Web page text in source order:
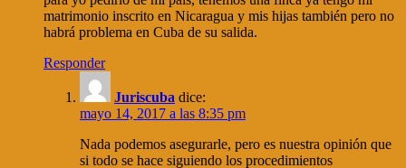
matrimonio inscrito en Nicaragua y mis hijas también pero no
habrá problema en Cuba de su salida.
Responder
Juriscuba dice:
mayo 14, 2017 a las 8:35 pm
Nada podemos asegurarle, pero es nuestra opinión que
si todo se hace siguiendo los procedimientos